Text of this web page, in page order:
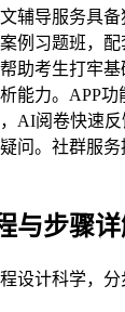
辅导服务具
例习题班，
助考生打牢
能力。APP
AI阅卷快速
问。社群服
与步骤
设计科学，分